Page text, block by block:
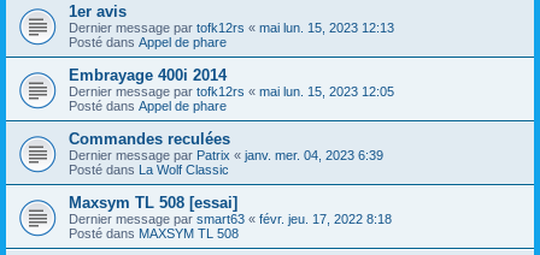
1er avis
Dernier message par tofk12rs « mai lun. 15, 2023 12:13
Posté dans Appel de phare
Embrayage 400i 2014
Dernier message par tofk12rs « mai lun. 15, 2023 12:05
Posté dans Appel de phare
Commandes reculées
Dernier message par Patrix « janv. mer. 04, 2023 6:39
Posté dans La Wolf Classic
Maxsym TL 508 [essai]
Dernier message par smart63 « févr. jeu. 17, 2022 8:18
Posté dans MAXSYM TL 508